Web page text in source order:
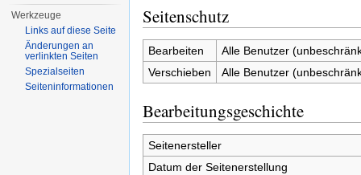
Seitenschutz
Bearbeiten
Alle Benutzer
Verschieben
Alle Benutzer
Bearbeitungsgeschichte
Seitenersteller
Datum der Seitenerstellung
Werkzeuge
Links auf diese Seite
Änderungen an
verlinkten Seiten
Spezialseiten
Seiten­informationen